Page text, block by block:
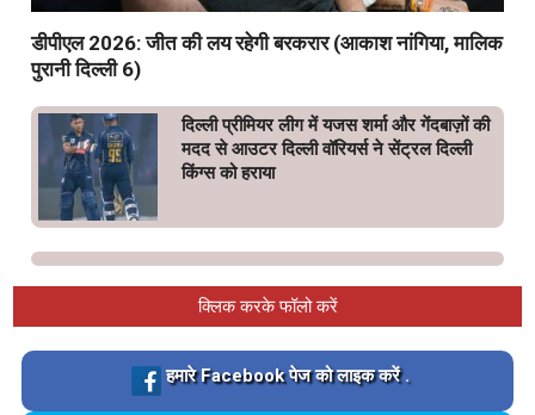
डीपीएल 2026: जीत की लय रहेगी बरकरार (आकाश नांगिया, मालिक
पुरानी दिल्ली 6)
दिल्ली प्रीमियर लीग में यजस शर्मा और गेंदबाज़ों की
मदद से आउटर दिल्ली वॉरियर्स ने सेंट्रल दिल्ली
किंग्स को हराया
क्लिक करके फॉलो करें
Loading…
हमारे Facebook पेज को लाइक करें .